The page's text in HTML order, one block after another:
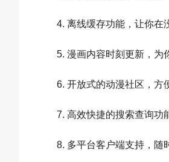
4. 离线缓存功能，让你在
5. 漫画内容时刻更新，为
6. 开放式的动漫社区，方
7. 高效快捷的搜索查询功
8. 多平台客户端支持，随